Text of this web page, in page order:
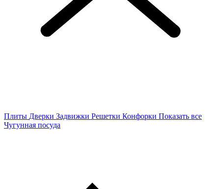
Плиты Дверки Задвижки Решетки Конфорки Показать все
Чугунная посуда